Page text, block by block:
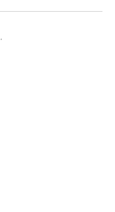
.